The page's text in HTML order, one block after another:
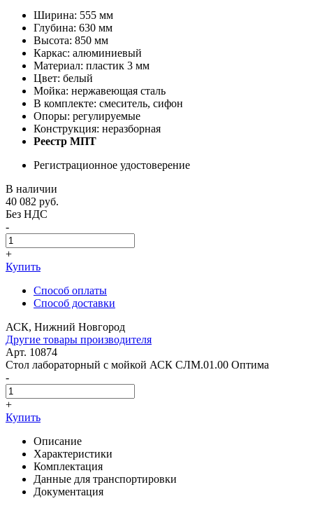
Ширина: 555 мм
Глубина: 630 мм
Высота: 850 мм
Каркас: алюминиевый
Материал: пластик 3 мм
Цвет: белый
Мойка: нержавеющая сталь
В комплекте: смеситель, сифон
Опоры: регулируемые
Конструкция: неразборная
Реестр МПТ
Регистрационное удостоверение
В наличии
40 082 руб.
Без НДС
-
+
Купить
Способ оплаты
Способ доставки
АСК, Нижний Новгород
Другие товары производителя
Арт. 10874
Стол лабораторный с мойкой АСК СЛМ.01.00 Оптима
-
+
Купить
Описание
Характеристики
Комплектация
Данные для транспортировки
Документация